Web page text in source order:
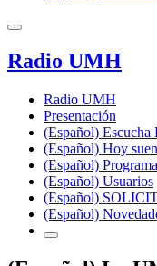
Radio UMH
Radio UMH
Presentación
(Español)
(Español) Hoy
(Español)
(Español) Usuarios
(Español)
(Español)